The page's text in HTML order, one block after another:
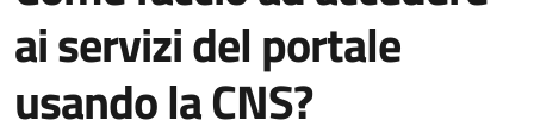
ai servizi del portale
usando la CNS?